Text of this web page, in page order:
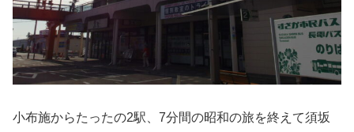
小布施からたったの2駅、7分間の昭和の旅を終えて須坂